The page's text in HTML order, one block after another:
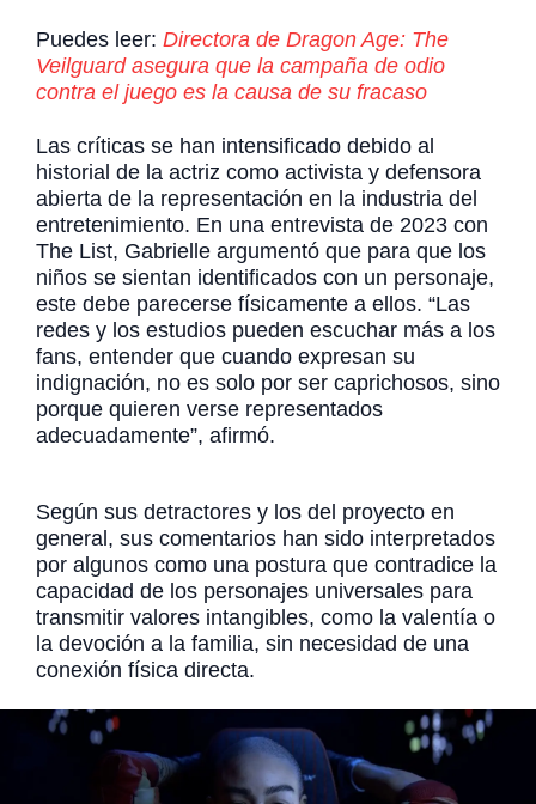
Puedes leer: Directora de Dragon Age: The
Veilguard asegura que la campaña de odio
contra el juego es la causa de su fracaso
Las críticas se han intensificado debido al
historial de la actriz como activista y defensora
abierta de la representación en la industria del
entretenimiento. En una entrevista de 2023 con
The List, Gabrielle argumentó que para que los
niños se sientan identificados con un personaje,
este debe parecerse físicamente a ellos. “Las
redes y los estudios pueden escuchar más a los
fans, entender que cuando expresan su
indignación, no es solo por ser caprichosos, sino
porque quieren verse representados
adecuadamente”, afirmó.
Según sus detractores y los del proyecto en
general, sus comentarios han sido interpretados
por algunos como una postura que contradice la
capacidad de los personajes universales para
transmitir valores intangibles, como la valentía o
la devoción a la familia, sin necesidad de una
conexión física directa.